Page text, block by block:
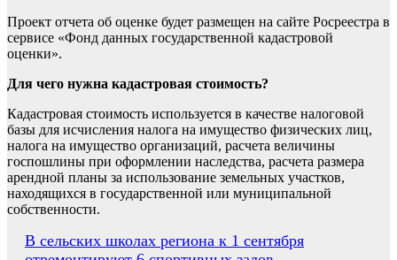
Проект отчета об оценке будет размещен на сайте Росреестра в
сервисе «Фонд данных государственной кадастровой
оценки».
Для чего нужна кадастровая стоимость?
Кадастровая стоимость используется в качестве налоговой
базы для исчисления налога на имущество физических лиц,
налога на имущество организаций, расчета величины
госпошлины при оформлении наследства, расчета размера
арендной планы за использование земельных участков,
находящихся в государственной или муниципальной
собственности.
Навигация
В сельских школах региона к 1 сентября